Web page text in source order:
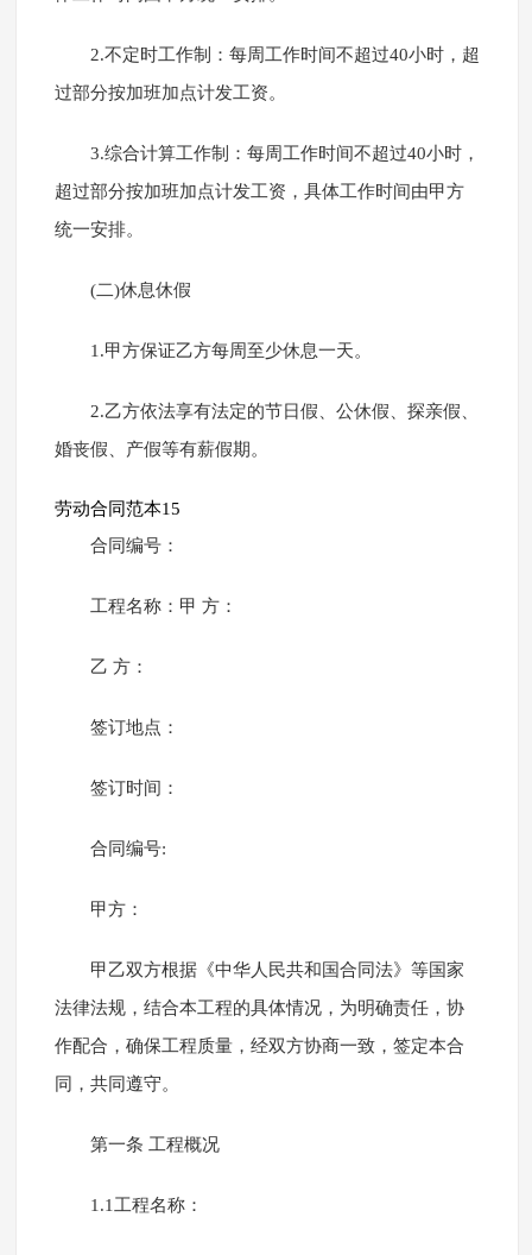
2.不定时工作制：每周工作时间不超过40小时，超
过部分按加班加点计发工资。
3.综合计算工作制：每周工作时间不超过40小时，
超过部分按加班加点计发工资，具体工作时间由甲方
统一安排。
(二)休息休假
1.甲方保证乙方每周至少休息一天。
2.乙方依法享有法定的节日假、公休假、探亲假、
婚丧假、产假等有薪假期。
劳动合同范本15
合同编号：
工程名称：甲 方：
乙 方：
签订地点：
签订时间：
合同编号:
甲方：
甲乙双方根据《中华人民共和国合同法》等国家
法律法规，结合本工程的具体情况，为明确责任，协
作配合，确保工程质量，经双方协商一致，签定本合
同，共同遵守。
第一条 工程概况
1.1工程名称：